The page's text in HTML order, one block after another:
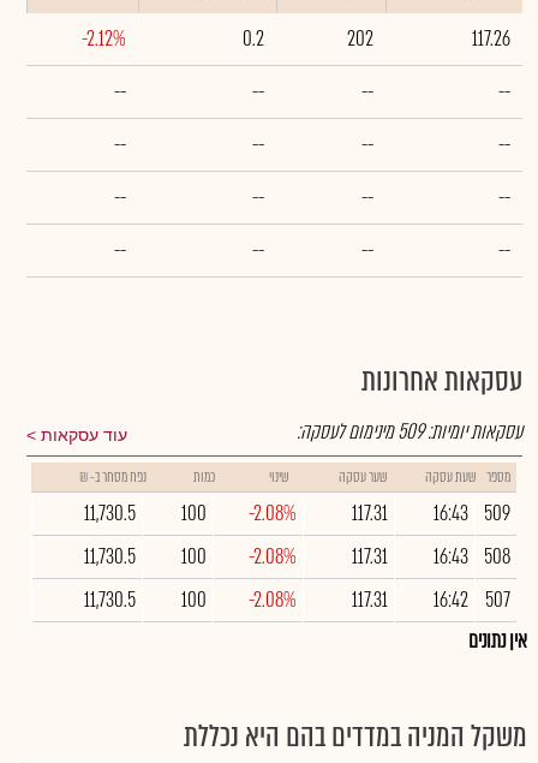
117.26
202
0.2
-2.12%
--
--
--
--
--
--
--
--
--
--
--
--
--
--
--
--
עסקאות אחרונות
עוד עסקאות עסקאות יומיות:509מינימום לעסקה:
מספר שעת עסקה שער עסקה שינוי כמות נפח מסחר ב- ₪
509
16:43
117.31
-2.08%
100
11,730.5
508
16:43
117.31
-2.08%
100
11,730.5
507
16:42
117.31
-2.08%
100
11,730.5
אין נתונים
משקל המניה במדדים בהם היא נכללת